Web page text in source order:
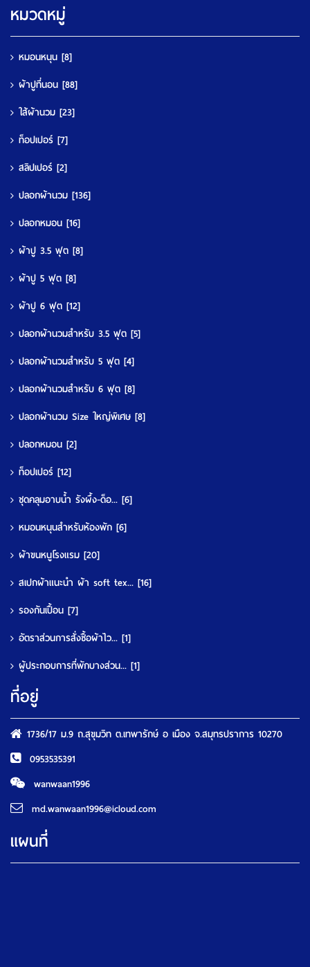
หมวดหมู่
หมอนหนุน [8]
ผ้าปูที่นอน [88]
ใส้ผ้านวม [23]
ท็อปเปอร์ [7]
สลิปเปอร์ [2]
ปลอกผ้านวม [136]
ปลอกหมอน [16]
ผ้าปู 3.5 ฟุต [8]
ผ้าปู 5 ฟุต [8]
ผ้าปู 6 ฟุต [12]
ปลอกผ้านวมสำหรับ 3.5 ฟุต [5]
ปลอกผ้านวมสำหรับ 5 ฟุต [4]
ปลอกผ้านวมสำหรับ 6 ฟุต [8]
ปลอกผ้านวม Size ใหญ่พิเศษ [8]
ปลอกหมอน [2]
ท็อปเปอร์ [12]
ชุดคลุมอาบน้ำ รังผึ้ง-ด็อ... [6]
หมอนหนุนสำหรับห้องพัก [6]
ผ้าขนหนูโรงแรม [20]
สเปกผ้าแนะนำ ผ้า soft tex... [16]
รองกันเปื้อน [7]
อัตราส่วนการสั่งซื้อผ้าไว... [1]
ผู้ประกอบการที่พักบางส่วน... [1]
ที่อยู่
1736/17 ม.9 ถ.สุขุมวิท ต.เทพารักษ์ อ เมือง จ.สมุทรปราการ 10270
0953535391
wanwaan1996
md.wanwaan1996@icloud.com
แผนที่